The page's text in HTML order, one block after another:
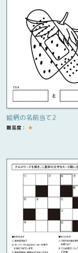
絵柄の名前当て2
難易度： ★